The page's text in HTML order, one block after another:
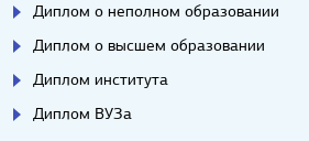
Диплом о неполном образовании
Диплом о высшем образовании
Диплом института
Диплом ВУЗа